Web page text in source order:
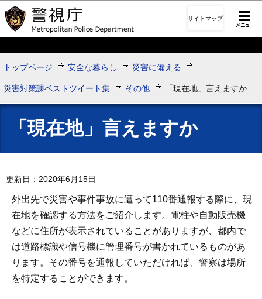
このページの本文へ移動
サイトマップ
トップページ 安全な暮らし 災害に備える
災害対策課ベストツイート集 その他 「現在地」言えますか
「現在地」言えますか
更新日：2020年6月15日
外出先で災害や事件事故に遭って110番通報する際に、現
在地を確認する方法をご紹介します。電柱や自動販売機
などに住所が表示されていることがありますが、都内で
は道路標識や信号機に管理番号が書かれているものがあ
ります。その番号を通報していただければ、警察は場所
を特定することができます。